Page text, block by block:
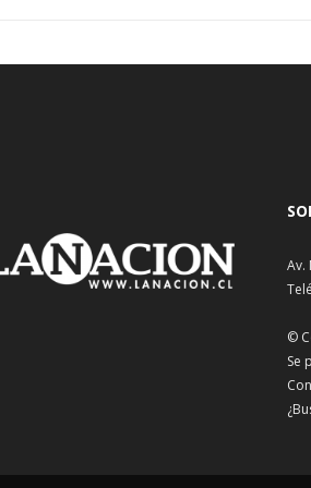
Av.
©
Se